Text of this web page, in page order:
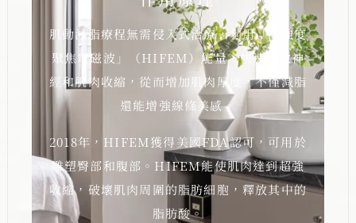
肌動減脂療程無需侵入式治療，利用「高強度
聚焦電磁波」（HIFEM）能量，快速刺激神
經和肌肉收縮，從而增加肌肉厚度，不僅減脂
還能增強線條美感。
2018年，HIFEM獲得美國FDA認可，可用於
雕塑臀部和腹部。HIFEM能使肌肉達到超強
收縮，破壞肌肉周圍的脂肪細胞，釋放其中的
脂肪酸。